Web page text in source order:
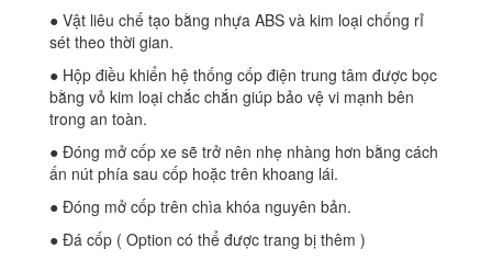
● Vật liêu chế tạo bằng nhựa ABS và kim loại chống rỉ
sét theo thời gian.
● Hộp điều khiển hệ thống cốp điện trung tâm được bọc
bằng vỏ kim loại chắc chắn giúp bảo vệ vi mạnh bên
trong an toàn.
● Đóng mở cốp xe sẽ trở nên nhẹ nhàng hơn bằng cách
ấn nút phía sau cốp hoặc trên khoang lái.
● Đóng mở cốp trên chìa khóa nguyên bản.
● Đá cốp ( Option có thể được trang bị thêm )